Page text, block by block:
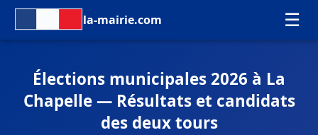
la-mairie.com ☰
Élections municipales 2026 à La
Chapelle — Résultats et candidats
des deux tours